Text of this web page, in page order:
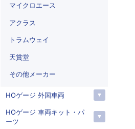
マイクロエース
アクラス
トラムウェイ
天賞堂
その他メーカー
HOゲージ 外国車両
HOゲージ 車両キット・パ
ーツ